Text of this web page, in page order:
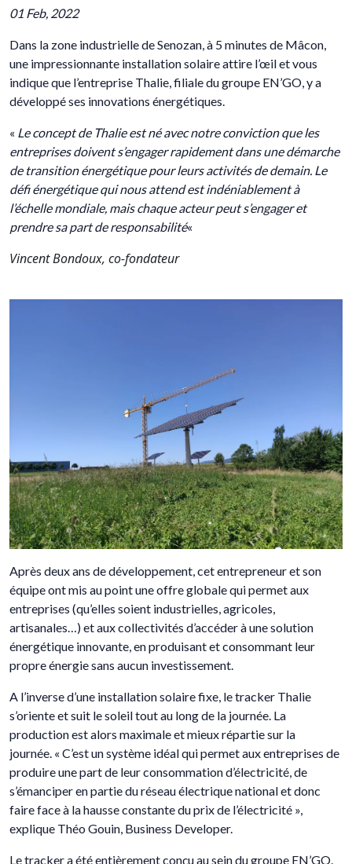
01 Feb, 2022
Dans la zone industrielle de Senozan, à 5 minutes de Mâcon,
une impressionnante installation solaire attire l’œil et vous
indique que l’entreprise Thalie, filiale du groupe EN’GO, y a
développé ses innovations énergétiques.
« Le concept de Thalie est né avec notre conviction que les
entreprises doivent s’engager rapidement dans une démarche
de transition énergétique pour leurs activités de demain. Le
défi énergétique qui nous attend est indéniablement à
l’échelle mondiale, mais chaque acteur peut s’engager et
prendre sa part de responsabilité«
Vincent Bondoux, co-fondateur
Après deux ans de développement, cet entrepreneur et son
équipe ont mis au point une offre globale qui permet aux
entreprises (qu’elles soient industrielles, agricoles,
artisanales…) et aux collectivités d’accéder à une solution
énergétique innovante, en produisant et consommant leur
propre énergie sans aucun investissement.
A l’inverse d’une installation solaire fixe, le tracker Thalie
s’oriente et suit le soleil tout au long de la journée. La
production est alors maximale et mieux répartie sur la
journée. « C’est un système idéal qui permet aux entreprises de
produire une part de leur consommation d’électricité, de
s’émanciper en partie du réseau électrique national et donc
faire face à la hausse constante du prix de l’électricité »,
explique Théo Gouin, Business Developer.
Le tracker a été entièrement conçu au sein du groupe EN’GO.